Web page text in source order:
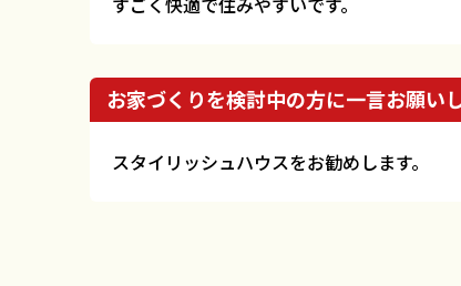
お家づくりを検討中の方に一言お願い
スタイリッシュハウスをお勧めします。